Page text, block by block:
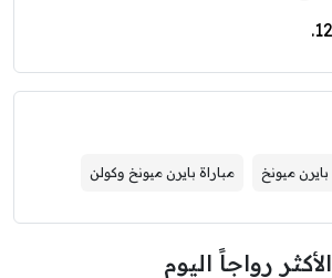
بايرن ميونخ مباراة بايرن ميونخ وكولن
الأكثر رواجاً اليوم